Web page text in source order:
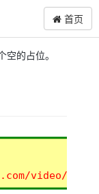
首页
的占位。
video/